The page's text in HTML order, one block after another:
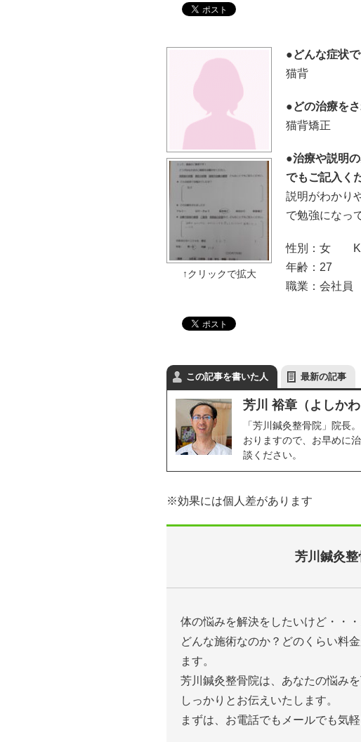
●どんな症状
猫背
●どの治療を
猫背矯正
●治療や説明
でもご記入く
説明がわかり
で勉強になっ
性別：女 K
年齢：27
職業：会社員
この記事を書いた人 最新の記事
芳川 裕章（よしかわ
「芳川鍼灸整骨院」院長
おりますので、お早めに
談ください。
※効果には個人差があります
芳川鍼灸
体の悩みを解決をしたいけど・・・
どんな施術なのか？どのくらい料
ます。
芳川鍼灸整骨院は、あなたの悩み
しっかりとお伝えいたします。
まずは、お電話でもメールでも気